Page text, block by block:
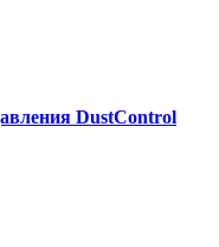
DustControl